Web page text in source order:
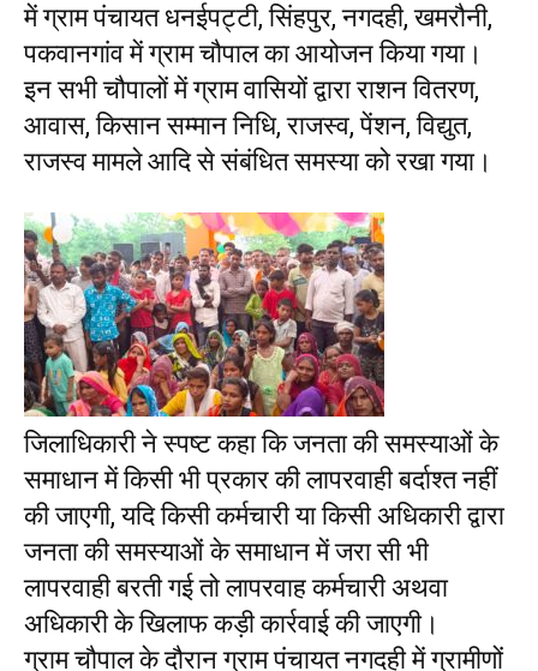
में ग्राम पंचायत धनईपट्टी, सिंहपुर, नगदही, खमरौनी,
पकवानगांव में ग्राम चौपाल का आयोजन किया गया।
इन सभी चौपालों में ग्राम वासियों द्वारा राशन वितरण,
आवास, किसान सम्मान निधि, राजस्व, पेंशन, विद्युत,
राजस्व मामले आदि से संबंधित समस्या को रखा गया।
जिलाधिकारी ने स्पष्ट कहा कि जनता की समस्याओं के
समाधान में किसी भी प्रकार की लापरवाही बर्दाश्त नहीं
की जाएगी, यदि किसी कर्मचारी या किसी अधिकारी द्वारा
जनता की समस्याओं के समाधान में जरा सी भी
लापरवाही बरती गई तो लापरवाह कर्मचारी अथवा
अधिकारी के खिलाफ कड़ी कार्रवाई की जाएगी।
ग्राम चौपाल के दौरान ग्राम पंचायत नगदही में ग्रामीणों